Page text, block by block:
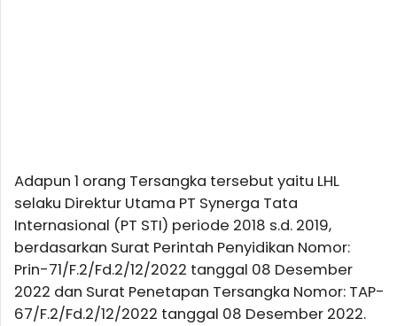
Adapun 1 orang Tersangka tersebut yaitu LHL
selaku Direktur Utama PT Synerga Tata
Internasional (PT STI) periode 2018 s.d. 2019,
berdasarkan Surat Perintah Penyidikan Nomor:
Prin-71/F.2/Fd.2/12/2022 tanggal 08 Desember
2022 dan Surat Penetapan Tersangka Nomor: TAP-
67/F.2/Fd.2/12/2022 tanggal 08 Desember 2022.